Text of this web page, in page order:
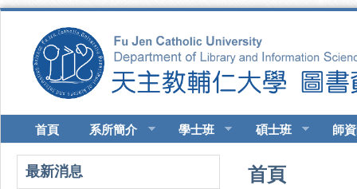
首頁 系所簡介 學士班 碩士班 師
最新消息 您在這裡
首頁